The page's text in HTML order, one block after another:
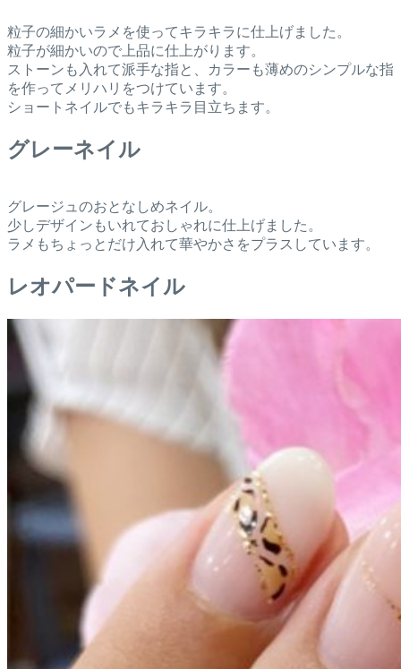
粒子の細かいラメを使ってキラキラに仕上げました。
粒子が細かいので上品に仕上がります。
ストーンも入れて派手な指と、カラーも薄めのシンプルな指
を作ってメリハリをつけています。
ショートネイルでもキラキラ目立ちます。
グレーネイル
グレージュのおとなしめネイル。
少しデザインもいれておしゃれに仕上げました。
ラメもちょっとだけ入れて華やかさをプラスしています。
レオパードネイル